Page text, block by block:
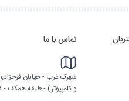
تماس با ما
شهرک غرب - خیابان
و کامپیوتر) - طبقه همکف -